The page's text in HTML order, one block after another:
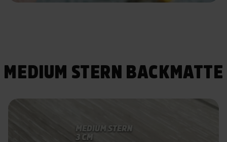
MEDIUM STERN BACKMATTE